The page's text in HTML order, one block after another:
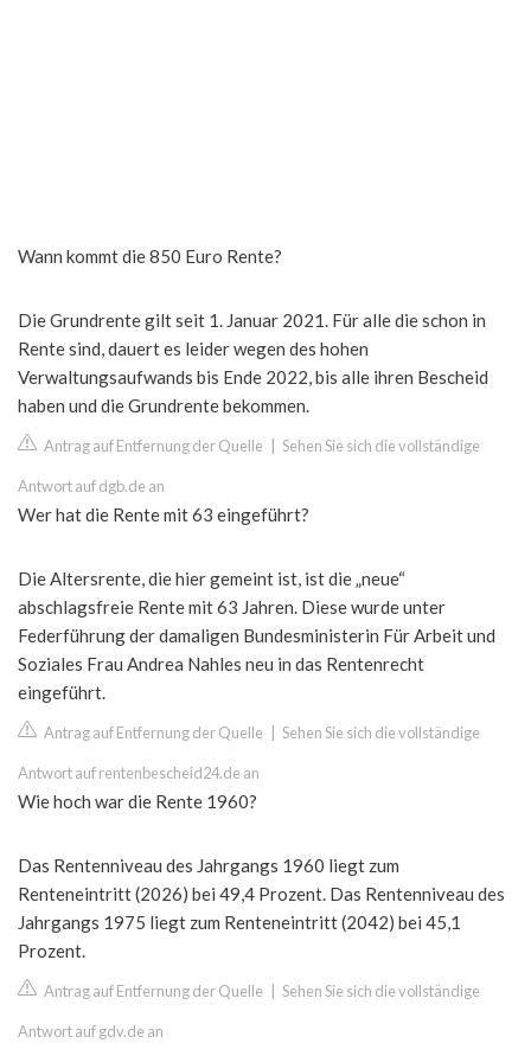
Wann kommt die 850 Euro Rente?
Die Grundrente gilt seit 1. Januar 2021. Für alle die schon in
Rente sind, dauert es leider wegen des hohen
Verwaltungsaufwands bis Ende 2022, bis alle ihren Bescheid
haben und die Grundrente bekommen.
Antrag auf Entfernung der Quelle Sehen Sie sich die vollständige
Antwort auf dgb.de an
Wer hat die Rente mit 63 eingeführt?
Die Altersrente, die hier gemeint ist, ist die „neue“
abschlagsfreie Rente mit 63 Jahren. Diese wurde unter
Federführung der damaligen Bundesministerin Für Arbeit und
Soziales Frau Andrea Nahles neu in das Rentenrecht
eingeführt.
Antrag auf Entfernung der Quelle Sehen Sie sich die vollständige
Antwort auf rentenbescheid24.de an
Wie hoch war die Rente 1960?
Das Rentenniveau des Jahrgangs 1960 liegt zum
Renteneintritt (2026) bei 49,4 Prozent. Das Rentenniveau des
Jahrgangs 1975 liegt zum Renteneintritt (2042) bei 45,1
Prozent.
Antrag auf Entfernung der Quelle Sehen Sie sich die vollständige
Antwort auf gdv.de an